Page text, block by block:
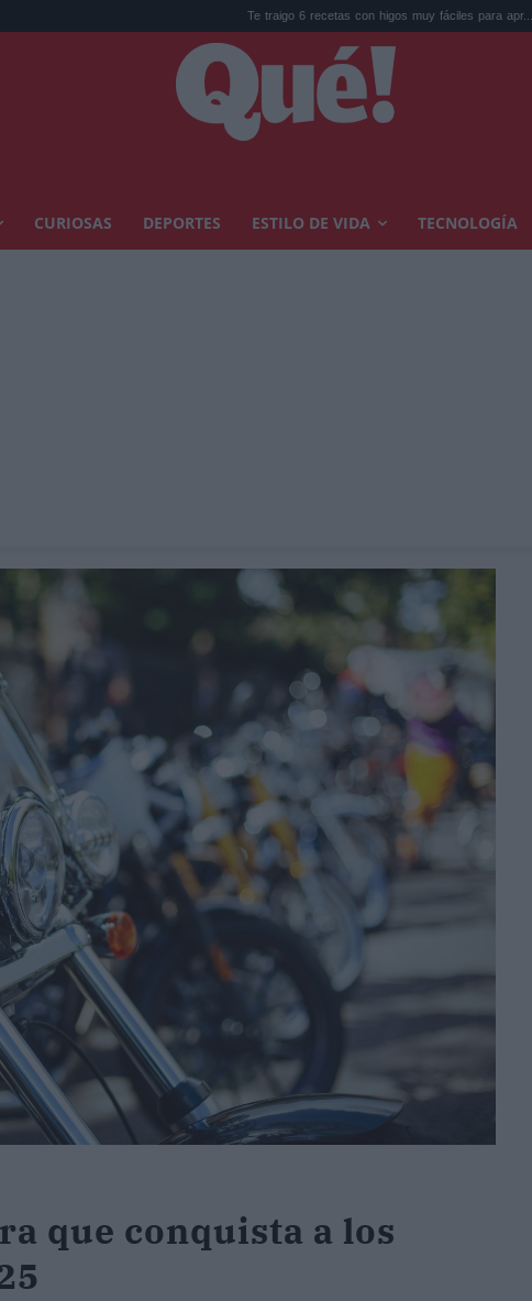
Te traigo 6 recetas con higos muy fáciles para apr...
CURIOSAS DEPORTES ESTILO DE VIDA TECNOLOGÍA
que conquista a los